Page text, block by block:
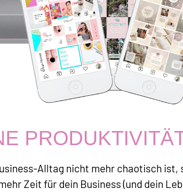
Alltag nicht mehr chaotisch ist,
Zeit für dein Business (und dein